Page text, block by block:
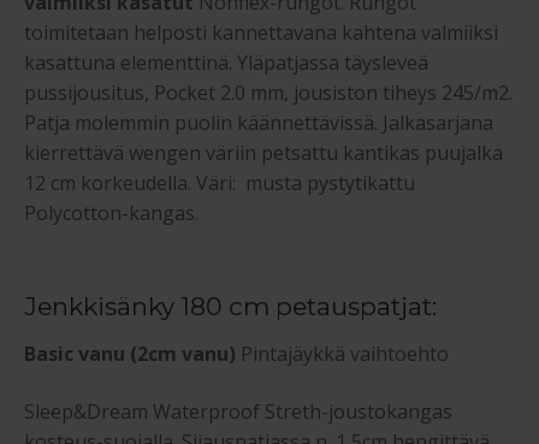
toimitetaan helposti kannettavana kahtena valmiiksi
kasattuna elementtinä. Yläpatjassa täysleveä
pussijousitus, Pocket 2.0 mm, jousiston tiheys 245/m2.
Patja molemmin puolin käännettävissä. Jalkasarjana
kierrettävä wengen väriin petsattu kantikas puujalka
12 cm korkeudella. Väri: musta pystytikattu
Polycotton-kangas.
Jenkkisänky 180 cm petauspatjat:
Basic vanu (2cm vanu) Pintajäykkä vaihtoehto
Sleep&Dream Waterproof Streth-joustokangas